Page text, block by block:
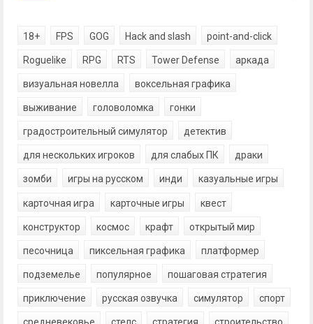
18+ FPS GOG Hack and slash point-and-click
Roguelike RPG RTS Tower Defense аркада
визуальная новелла воксельная графика
выживание головоломка гонки
градостроительный симулятор детектив
для нескольких игроков для слабых ПК драки
зомби игры на русском инди казуальные игры
карточная игра карточные игры квест
конструктор космос крафт открытый мир
песочница пиксельная графика платформер
подземелье популярное пошаговая стратегия
приключение русская озвучка симулятор спорт